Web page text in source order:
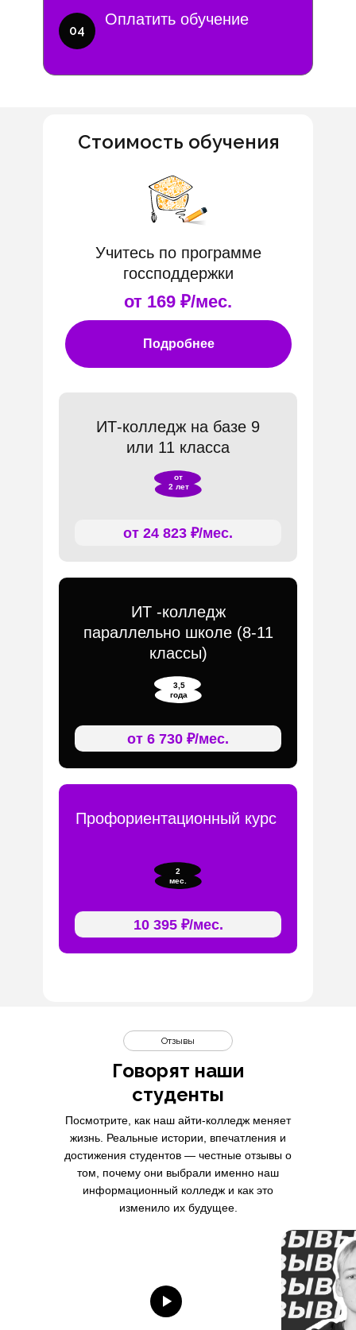
Оплатить обучение
04
ИТ-колледж на базе 9
или 11 класса
Стоимость обучения
от
2 лет
ИТ -колледж
параллельно школе (8-11
классы)
от 6 730 ₽/мес.
3,5
года
2
мес.
Профориентационный курс
от 24 823 ₽/мес.
10 395 ₽/мес.
Подробнее
Учитесь по программе
госсподдержки
от 169 ₽/мес.
Говорят наши
студенты
Отзывы
Посмотрите, как наш айти-колледж меняет
жизнь. Реальные истории, впечатления и
достижения студентов — честные отзывы о
том, почему они выбрали именно наш
информационный колледж и как это
изменило их будущее.